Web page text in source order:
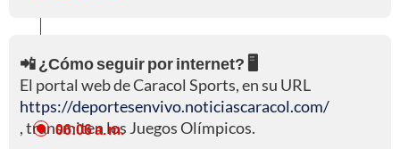
📲 ¿Cómo seguir por internet? 🖥️
El portal web de Caracol Sports, en su URL
https://deportesenvivo.noticiascaracol.com/
, transmiten los Juegos Olímpicos.
06:06 a. m.